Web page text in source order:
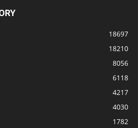
18697
18210
8056
6118
4217
4030
1782